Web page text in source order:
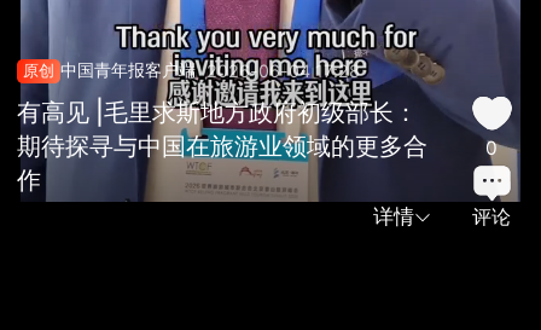
原创 中国青年报客户端 2026-06-04 17:28
有高见 |毛里求斯地方政府初级部长：
期待探寻与中国在旅游业领域的更多合
作
详情
0
评论